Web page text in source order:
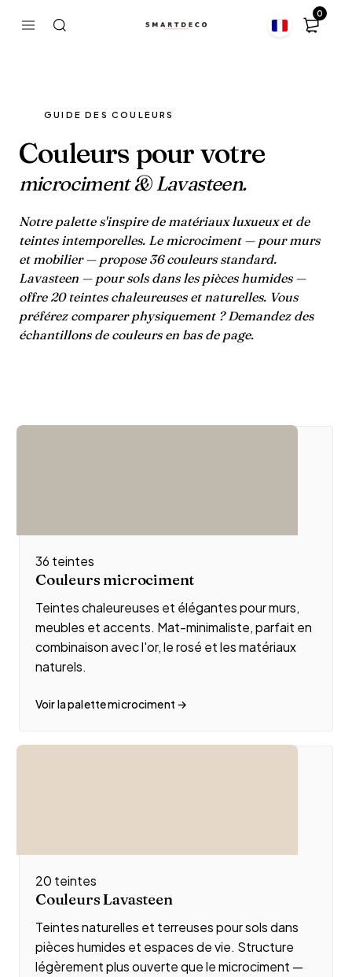
0
GUIDE DES COULEURS
Couleurs pour votre
microciment & Lavasteen.
Notre palette s'inspire de matériaux luxueux et de
teintes intemporelles. Le microciment — pour murs
et mobilier — propose 36 couleurs standard.
Lavasteen — pour sols dans les pièces humides —
offre 20 teintes chaleureuses et naturelles. Vous
préférez comparer physiquement ? Demandez des
échantillons de couleurs en bas de page.
36 teintes
Couleurs microciment
Teintes chaleureuses et élégantes pour murs,
meubles et accents. Mat-minimaliste, parfait en
combinaison avec l'or, le rosé et les matériaux
naturels.
Voir la palette microciment →
20 teintes
Couleurs Lavasteen
Teintes naturelles et terreuses pour sols dans
pièces humides et espaces de vie. Structure
légèrement plus ouverte que le microciment —